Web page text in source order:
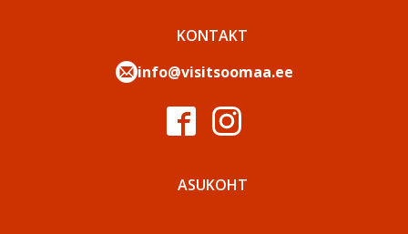
KONTAKT
info@visitsoomaa.ee
ASUKOHT